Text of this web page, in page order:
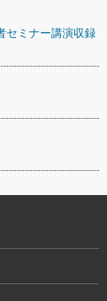
セミナー講演収録